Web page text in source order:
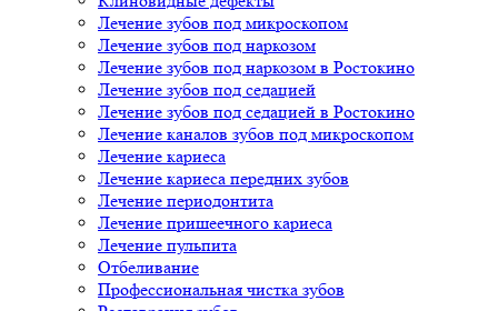
Лечение зубов под микроскопом
Лечение зубов под наркозом
Лечение зубов под наркозом в Ростокино
Лечение зубов под седацией
Лечение зубов под седацией в Ростокино
Лечение каналов зубов под микроскопом
Лечение кариеса
Лечение кариеса передних зубов
Лечение периодонтита
Лечение пришеечного кариеса
Лечение пульпита
Отбеливание
Профессиональная чистка зубов